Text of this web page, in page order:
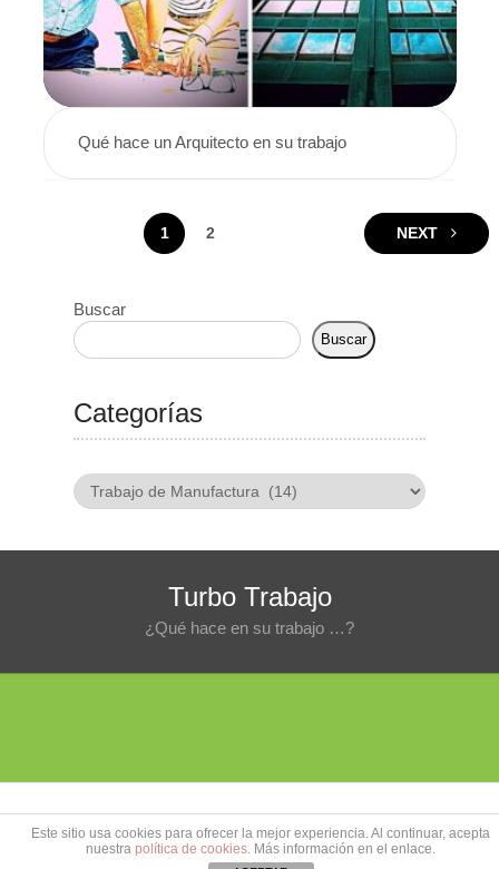
Qué hace un Arquitecto en su trabajo
Paginación
entradas
1 2 NEXT
Buscar
Buscar
Categorías
Categorías
Turbo Trabajo
¿Qué hace en su trabajo …?
Contacto-Política de privacidad-Política de cookies
Este sitio usa cookies para ofrecer la mejor experiencia. Al continuar, acepta
nuestra política de cookies. Más información en el enlace.